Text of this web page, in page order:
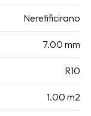
Neretificirano
7.00 mm
R10
1.00 m2